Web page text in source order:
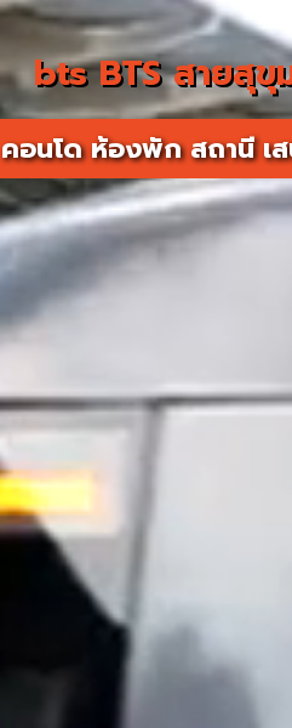
bts BTS สายสุขุ
คอนโด ห้องพัก สถานี เ